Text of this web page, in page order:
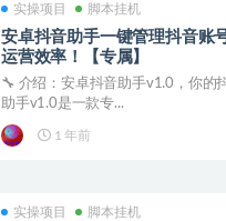
实操项目 脚本挂机
安卓抖音助手一键管理抖音账
运营效率！【专属】
🔧 介绍：安卓抖音助手v1.0，你的
助手v1.0是一款专...
1 年前
实操项目 脚本挂机